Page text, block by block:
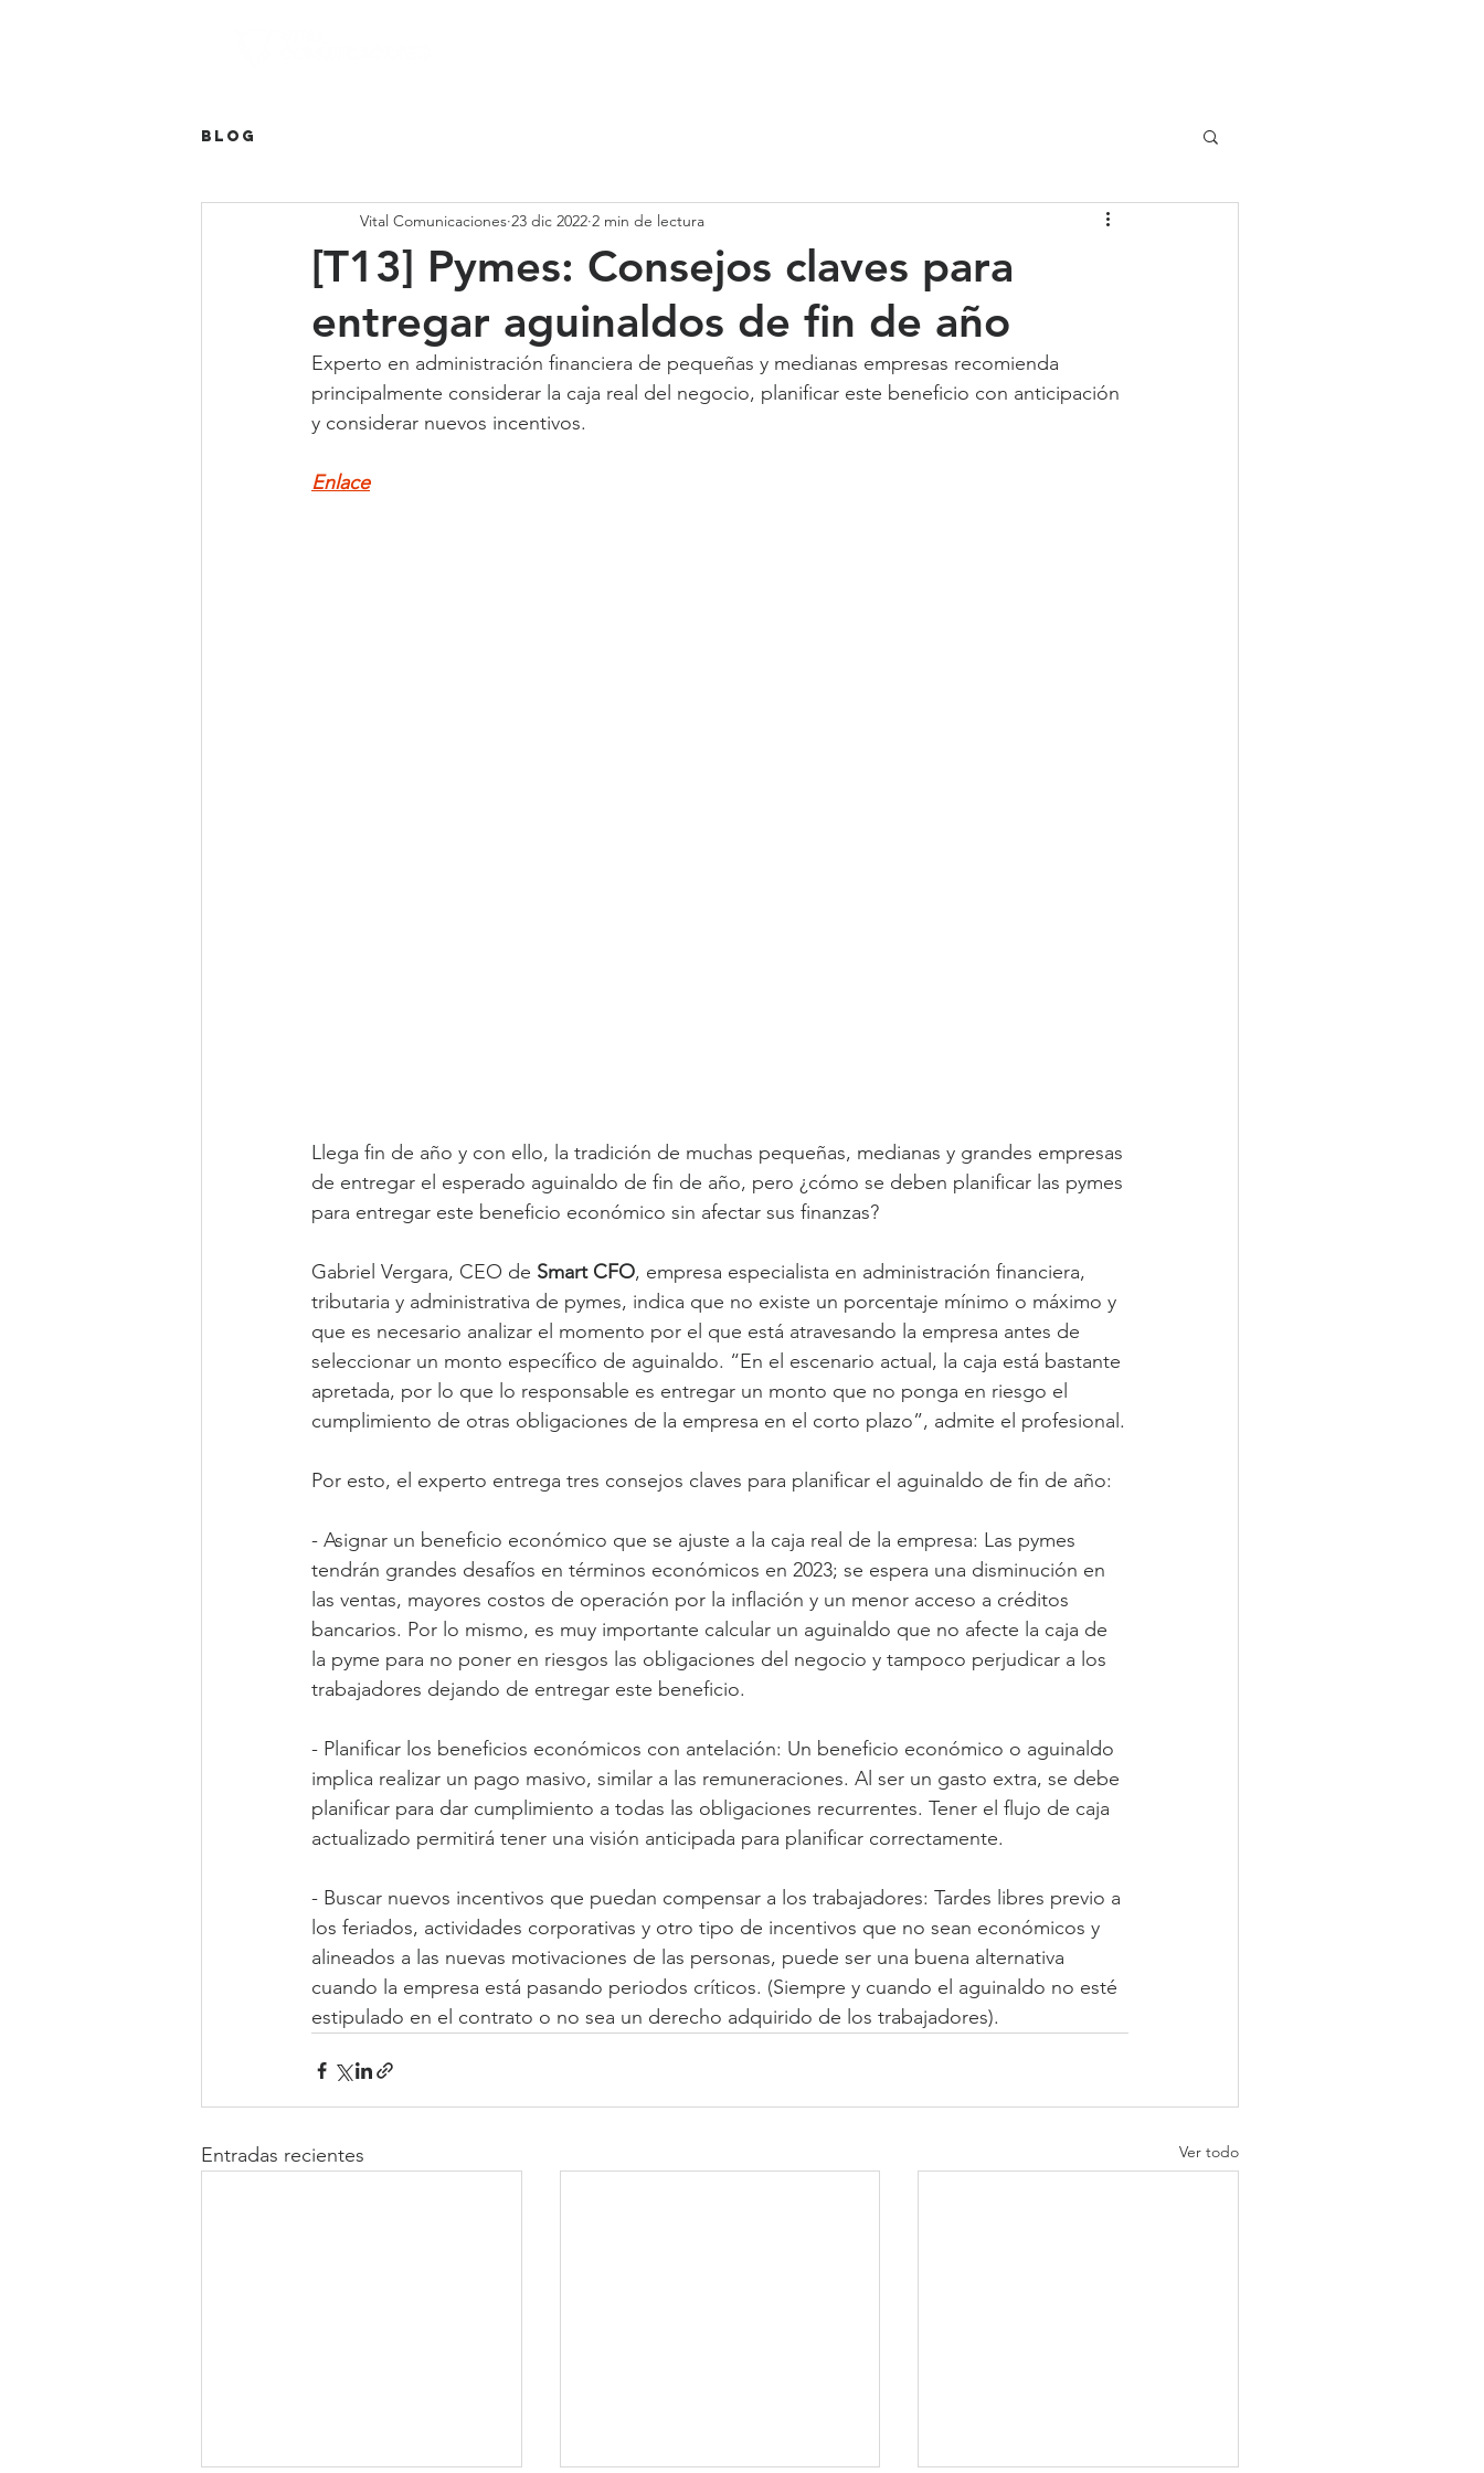
Blog
[T13] Pymes: Consejos claves para
entregar aguinaldos de fin de año
Vital Comunicaciones 23 dic 2022 2 min de lectura
Experto en administración financiera de pequeñas y medianas empresas recomienda
principalmente considerar la caja real del negocio, planificar este beneficio con anticipación
y considerar nuevos incentivos.
Enlace
Llega fin de año y con ello, la tradición de muchas pequeñas, medianas y grandes empresas
de entregar el esperado aguinaldo de fin de año, pero ¿cómo se deben planificar las pymes
para entregar este beneficio económico sin afectar sus finanzas?
Gabriel Vergara, CEO de Smart CFO, empresa especialista en administración financiera,
tributaria y administrativa de pymes, indica que no existe un porcentaje mínimo o máximo y
que es necesario analizar el momento por el que está atravesando la empresa antes de
seleccionar un monto específico de aguinaldo. “En el escenario actual, la caja está bastante
apretada, por lo que lo responsable es entregar un monto que no ponga en riesgo el
cumplimiento de otras obligaciones de la empresa en el corto plazo”, admite el profesional.
Por esto, el experto entrega tres consejos claves para planificar el aguinaldo de fin de año:
- Asignar un beneficio económico que se ajuste a la caja real de la empresa: Las pymes
tendrán grandes desafíos en términos económicos en 2023; se espera una disminución en
las ventas, mayores costos de operación por la inflación y un menor acceso a créditos
bancarios. Por lo mismo, es muy importante calcular un aguinaldo que no afecte la caja de
la pyme para no poner en riesgos las obligaciones del negocio y tampoco perjudicar a los
trabajadores dejando de entregar este beneficio.
- Planificar los beneficios económicos con antelación: Un beneficio económico o aguinaldo
implica realizar un pago masivo, similar a las remuneraciones. Al ser un gasto extra, se debe
planificar para dar cumplimiento a todas las obligaciones recurrentes. Tener el flujo de caja
actualizado permitirá tener una visión anticipada para planificar correctamente.
- Buscar nuevos incentivos que puedan compensar a los trabajadores: Tardes libres previo a
los feriados, actividades corporativas y otro tipo de incentivos que no sean económicos y
alineados a las nuevas motivaciones de las personas, puede ser una buena alternativa
cuando la empresa está pasando periodos críticos. (Siempre y cuando el aguinaldo no esté
estipulado en el contrato o no sea un derecho adquirido de los trabajadores).
Entradas recientes Ver todo